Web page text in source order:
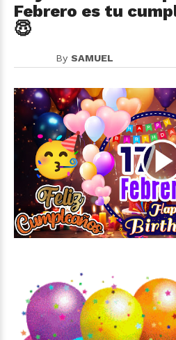
Febrero es tu
😇
By SAMUEL